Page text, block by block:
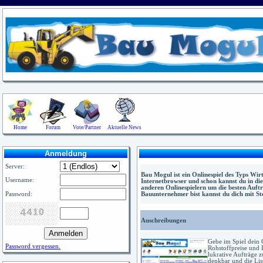
Home Forum Vote/Partner Aktuelle News
Anmeldung
Server:
Username:
Password:
Password vergessen.
Bau Mogul ist ein Onlinespiel des Typs
Internetbrowser und schon kannst du in
anderen Onlinespielern um die besten
Bauunternehmer bist kannst du dich mit
Auschreibungen
Gebe im Spiel dein
Rohstoffpreise und
lukrative Aufträge
denkbar und die